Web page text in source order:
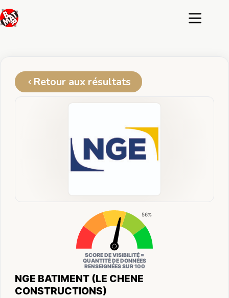
au
contenu
Retour aux résultats
NGE BATIMENT (LE CHENE
CONSTRUCTIONS)
56%
SCORE DE VISIBILITÉ =
QUANTITÉ DE DONNÉES
RENSEIGNÉES SUR 100